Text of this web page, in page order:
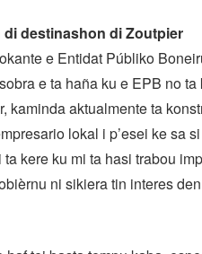
destinashon di Zoutpier
e Entidat Públiko
e ta haña ku e EPB no
kaminda aktualmente ta
lokal i p’esei ke sa
kere ku mi ta hasi trabou
ni sikiera tin interes